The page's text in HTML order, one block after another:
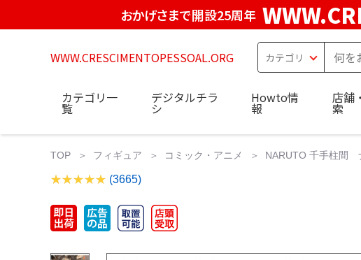
おかげさまで開設25周年
WWW.CRESCIMENTOPESSOAL.ORG
カテゴリ一
覧
デジタルチラ
シ
Howto情
報
店舗
索
TOP フィギュア コミック・アニメ NARUTO 千手柱間
(3665)